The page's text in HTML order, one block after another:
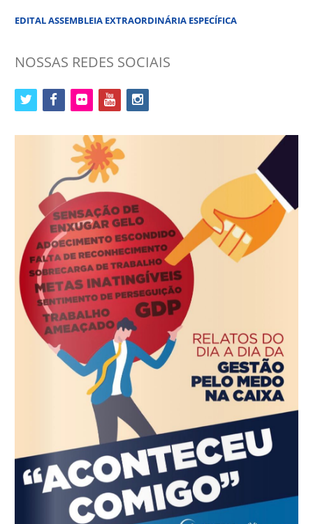
EDITAL ASSEMBLEIA EXTRAORDINÁRIA ESPECÍFICA
NOSSAS REDES SOCIAIS
twitter facebookflickr youtubeinstagram